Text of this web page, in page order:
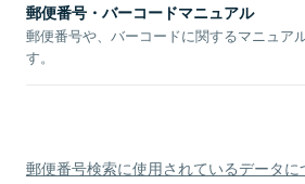
郵便番号・バーコードマニュアル
郵便番号や、バーコードに関するマニュア
す。
郵便番号検索に使用されているデータに